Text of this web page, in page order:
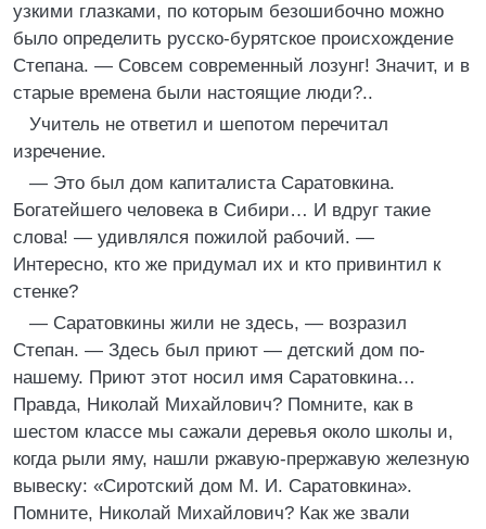
узкими глазками, по которым безошибочно можно
было определить русско-бурятское происхождение
Степана. — Совсем современный лозунг! Значит, и в
старые времена были настоящие люди?..
Учитель не ответил и шепотом перечитал
изречение.
— Это был дом капиталиста Саратовкина.
Богатейшего человека в Сибири… И вдруг такие
слова! — удивлялся пожилой рабочий. —
Интересно, кто же придумал их и кто привинтил к
стенке?
— Саратовкины жили не здесь, — возразил
Степан. — Здесь был приют — детский дом по-
нашему. Приют этот носил имя Саратовкина…
Правда, Николай Михайлович? Помните, как в
шестом классе мы сажали деревья около школы и,
когда рыли яму, нашли ржавую-прержавую железную
вывеску: «Сиротский дом М. И. Саратовкина».
Помните, Николай Михайлович? Как же звали